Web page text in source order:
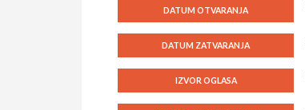
DATUM OTVARANJA
DATUM ZATVARANJA
IZVOR OGLASA